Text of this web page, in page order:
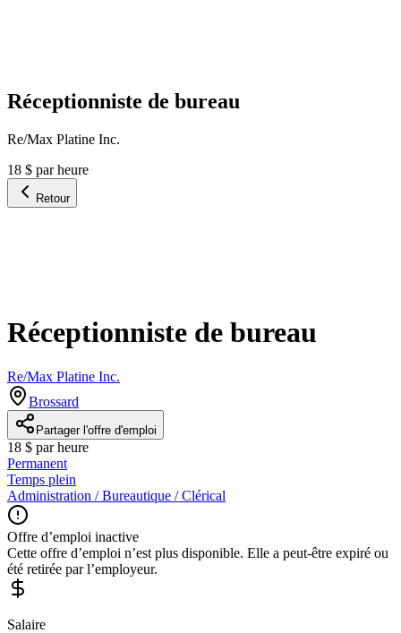
Réceptionniste de bureau
Re/Max Platine Inc.
18 $ par heure
Retour
Réceptionniste de bureau
Re/Max Platine Inc.
Brossard
Partager l'offre d'emploi
18 $ par heure
Permanent
Temps plein
Administration / Bureautique / Clérical
Offre d’emploi inactive
Cette offre d’emploi n’est plus disponible. Elle a peut-être expiré ou
été retirée par l’employeur.
Salaire